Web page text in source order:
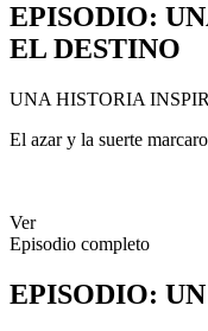
EPISODIO:
EL DESTINO
UNA HISTORIA
El azar y la suerte
Ver
Episodio completo
EPISODIO: